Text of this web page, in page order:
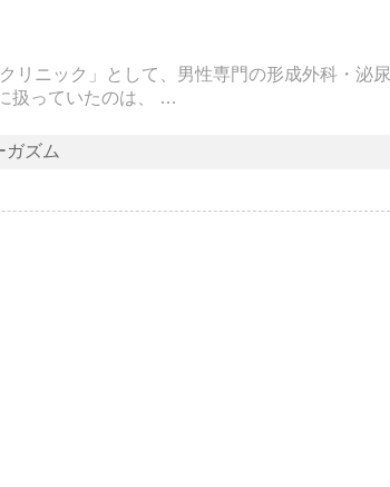
ニック」として、男性専門の形成外科・泌尿
扱っていたのは、 …
ガズム